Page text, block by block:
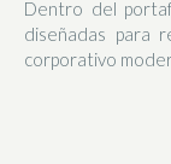
Dentro del
diseñadas para
corporativo